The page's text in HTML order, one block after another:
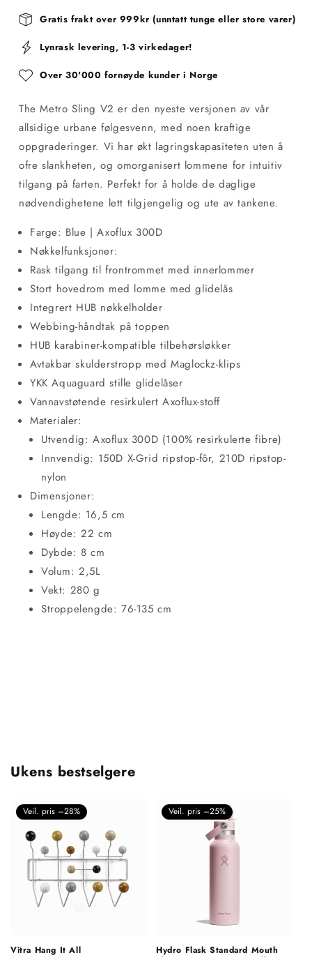
Gratis frakt over 999kr (unntatt tunge eller store varer)
Lynrask levering, 1-3 virkedager!
Over 30'000 fornøyde kunder i Norge
The Metro Sling V2 er den nyeste versjonen av vår
allsidige urbane følgesvenn, med noen kraftige
oppgraderinger. Vi har økt lagringskapasiteten uten å
ofre slankheten, og omorganisert lommene for intuitiv
tilgang på farten. Perfekt for å holde de daglige
nødvendighetene lett tilgjengelig og ute av tankene.
Farge: Blue | Axoflux 300D
Nøkkelfunksjoner:
Rask tilgang til frontrommet med innerlommer
Stort hovedrom med lomme med glidelås
Integrert HUB nøkkelholder
Webbing-håndtak på toppen
HUB karabiner-kompatible tilbehørsløkker
Avtakbar skulderstropp med Maglockz-klips
YKK Aquaguard stille glidelåser
Vannavstøtende resirkulert Axoflux-stoff
Materialer:
Utvendig: Axoflux 300D (100% resirkulerte fibre)
Innvendig: 150D X-Grid ripstop-fôr, 210D ripstop-
nylon
Dimensjoner:
Lengde: 16,5 cm
Høyde: 22 cm
Dybde: 8 cm
Volum: 2,5L
Vekt: 280 g
Stroppelengde: 76-135 cm
Ukens bestselgere
Veil. pris –28%
Vitra Hang It All
Veil. pris –25%
Hydro Flask Standard Mouth